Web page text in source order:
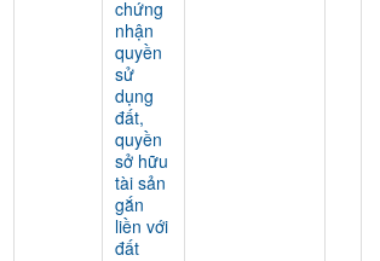
chứng
nhận
quyền
sử
dụng
đất,
quyền
sở hữu
tài sản
gắn
liền với
đất